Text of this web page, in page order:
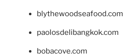
blythewoodseafood.com
paolosdelibangkok.com
bobacove.com